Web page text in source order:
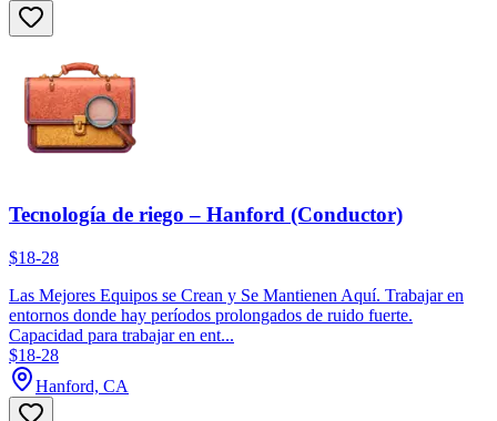
Tecnología de riego – Hanford (Conductor)
$18-28
Las Mejores Equipos se Crean y Se Mantienen Aquí. Trabajar en
entornos donde hay períodos prolongados de ruido fuerte.
Capacidad para trabajar en ent...
$18-28
Hanford, CA